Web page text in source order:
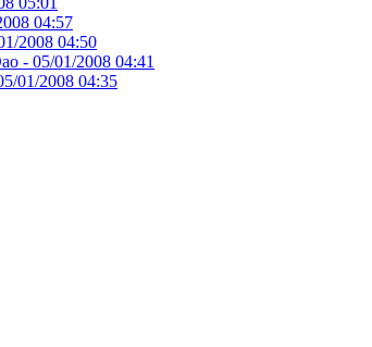
04:57
2008 04:50
- 05/01/2008 04:41
01/2008 04:35